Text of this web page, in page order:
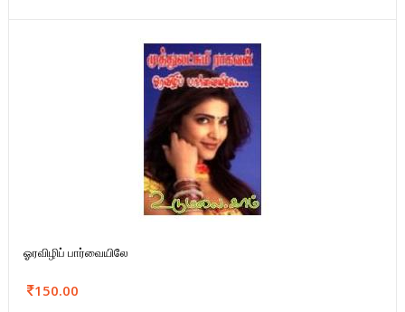
ஓரவிழிப் பார்வையிலே
150.00